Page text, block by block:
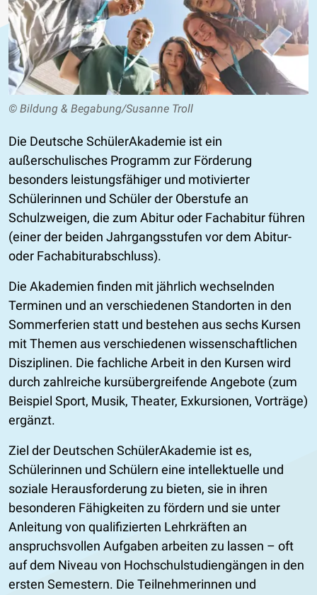
© Bildung & Begabung/Susanne Troll
Die Deutsche SchülerAkademie ist ein
außerschulisches Programm zur Förderung
besonders leistungsfähiger und motivierter
Schülerinnen und Schüler der Oberstufe an
Schulzweigen, die zum Abitur oder Fachabitur führen
(einer der beiden Jahrgangsstufen vor dem Abitur-
oder Fachabiturabschluss).
Die Akademien finden mit jährlich wechselnden
Terminen und an verschiedenen Standorten in den
Sommerferien statt und bestehen aus sechs Kursen
mit Themen aus verschiedenen wissenschaftlichen
Disziplinen. Die fachliche Arbeit in den Kursen wird
durch zahlreiche kursübergreifende Angebote (zum
Beispiel Sport, Musik, Theater, Exkursionen, Vorträge)
ergänzt.
Ziel der Deutschen SchülerAkademie ist es,
Schülerinnen und Schülern eine intellektuelle und
soziale Herausforderung zu bieten, sie in ihren
besonderen Fähigkeiten zu fördern und sie unter
Anleitung von qualifizierten Lehrkräften an
anspruchsvollen Aufgaben arbeiten zu lassen – oft
auf dem Niveau von Hochschulstudiengängen in den
ersten Semestern. Die Teilnehmerinnen und